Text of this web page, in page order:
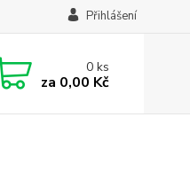
Přihlášení
0ks
za 0,00 Kč